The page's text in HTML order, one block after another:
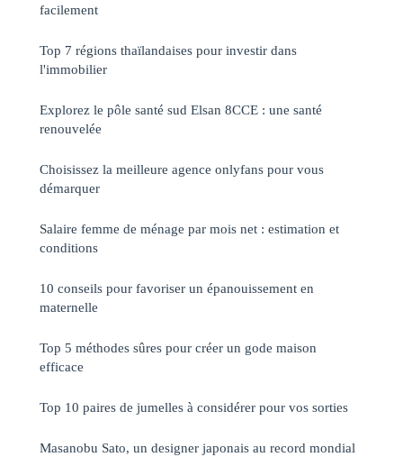
facilement
Top 7 régions thaïlandaises pour investir dans
l'immobilier
Explorez le pôle santé sud Elsan 8CCE : une santé
renouvelée
Choisissez la meilleure agence onlyfans pour vous
démarquer
Salaire femme de ménage par mois net : estimation et
conditions
10 conseils pour favoriser un épanouissement en
maternelle
Top 5 méthodes sûres pour créer un gode maison
efficace
Top 10 paires de jumelles à considérer pour vos sorties
Masanobu Sato, un designer japonais au record mondial